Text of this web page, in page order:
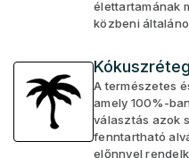
élettartamának
közbeni
Kókuszréteg
A természetes
amely 100%-
választás azok
fenntartható
előnnyel